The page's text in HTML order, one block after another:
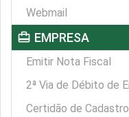
Webmail
card_travel EMPRESA
Emitir Nota Fiscal
2ª Via de Débito de
Certidão de